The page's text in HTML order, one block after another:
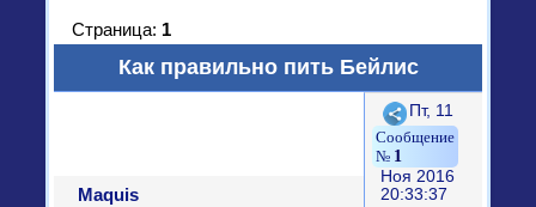
Как правильно пить Бейлис
Страница: 1
Поделиться
1
Пт, 11
Ноя 2016
20:33:37
Maquis